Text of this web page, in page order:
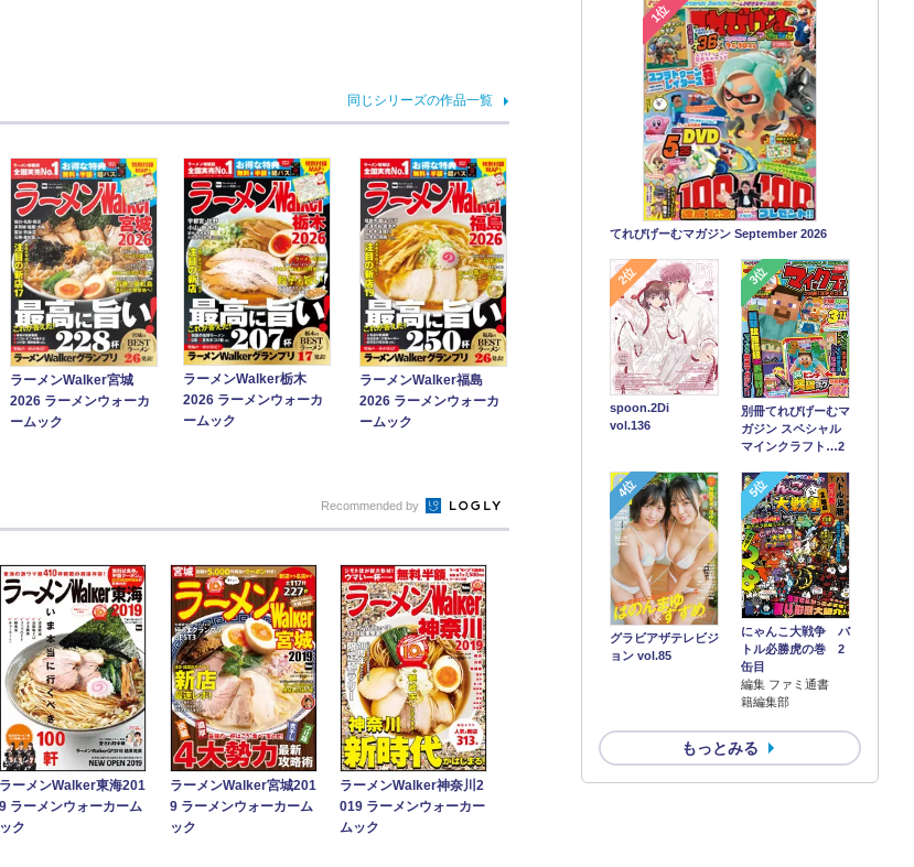
同じシリーズの作品一覧
ラーメンWalker宮城
2026 ラーメンウォーカ
ームック
ラーメンWalker栃木
2026 ラーメンウォーカ
ームック
ラーメンWalker福島
2026 ラーメンウォーカ
ームック
1位
てれびげーむマガジン September 2026
2位
spoon.2Di
vol.136
3位
別冊てれびげーむマ
ガジン スペシャル
マインクラフト…2
4位
グラビアザテレビジ
ョン vol.85
5位
にゃんこ大戦争 バ
トル必勝虎の巻 2
缶目
編集 ファミ通書
籍編集部
もっとみる
Recommended by
ラーメンWalker東海201
9 ラーメンウォーカーム
ック
ラーメンWalker宮城201
9 ラーメンウォーカーム
ック
ラーメンWalker神奈川2
019 ラーメンウォーカー
ムック